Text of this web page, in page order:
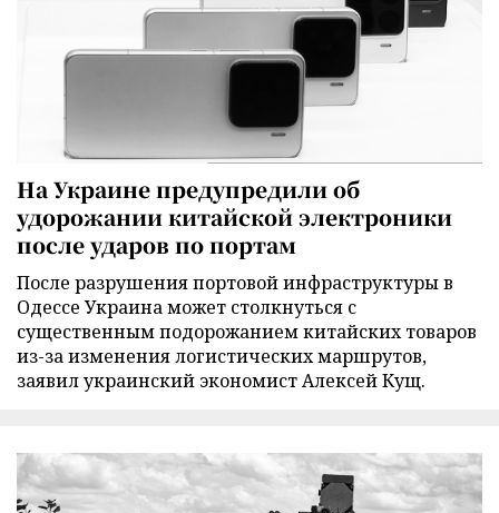
На Украине предупредили об
удорожании китайской электроники
после ударов по портам
После разрушения портовой инфраструктуры в
Одессе Украина может столкнуться с
существенным подорожанием китайских товаров
из-за изменения логистических маршрутов,
заявил украинский экономист Алексей Кущ.